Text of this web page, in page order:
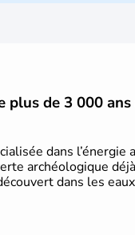
plus de 3 000
dans l’énergie
archéologique
dans les